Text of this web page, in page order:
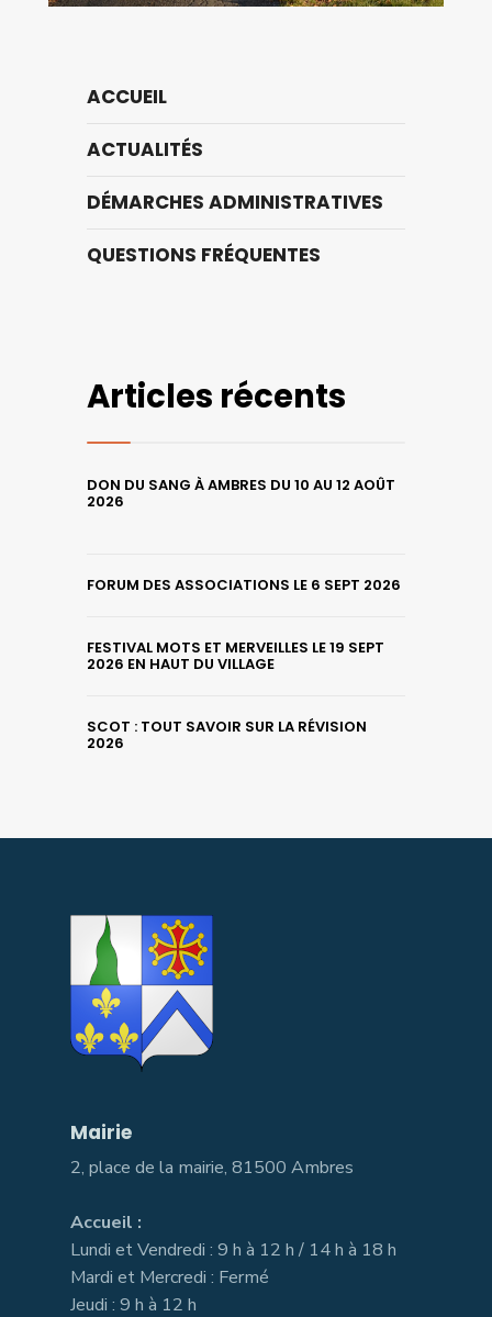
ACCUEIL
ACTUALITÉS
DÉMARCHES ADMINISTRATIVES
QUESTIONS FRÉQUENTES
Articles récents
DON DU SANG À AMBRES DU 10 AU 12 AOÛT
2026
FORUM DES ASSOCIATIONS LE 6 SEPT 2026
FESTIVAL MOTS ET MERVEILLES LE 19 SEPT
2026 EN HAUT DU VILLAGE
SCOT : TOUT SAVOIR SUR LA RÉVISION
2026
Mairie
2, place de la mairie, 81500 Ambres
Accueil :
Lundi et Vendredi : 9 h à 12 h / 14 h à 18 h
Mardi et Mercredi : Fermé
Jeudi : 9 h à 12 h